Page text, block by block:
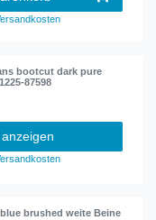
bootcut dark pure
87598
brushed weite Beine